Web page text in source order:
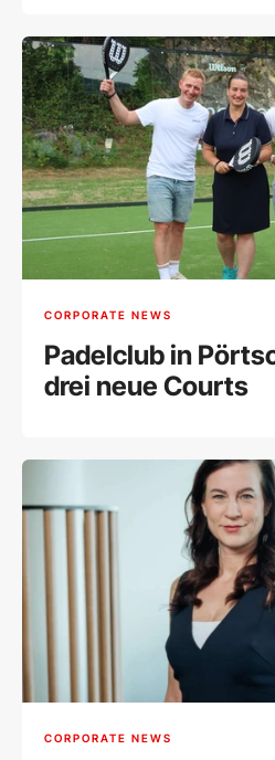
CORPORATE NEWS
Padelclub in
drei neue Courts
CORPORATE NEWS